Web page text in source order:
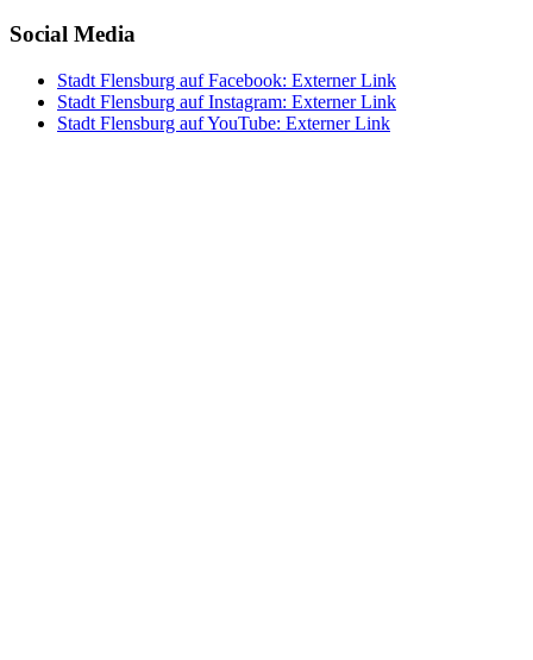
Social Media
Stadt Flensburg auf Facebook: Externer Link
Stadt Flensburg auf Instagram: Externer Link
Stadt Flensburg auf YouTube: Externer Link